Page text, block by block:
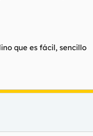
que es fácil, sencillo